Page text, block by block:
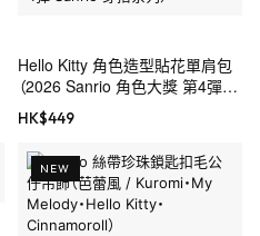
Hello Kitty 角色造型貼花單肩包
（2026 Sanrio 角色大獎 第4彈
Sanrio 穿搭系列）
HK$449
NEW